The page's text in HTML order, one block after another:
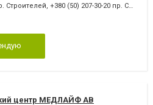
Строителей, +380 (50) 207-30-20 пр. Строителей
центр МЕДЛАЙФ АВ